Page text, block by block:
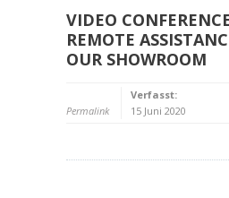
VIDEO
REMOTE
OUR SHOWROOM
Permalink
Verfasst:
15 Juni 2020